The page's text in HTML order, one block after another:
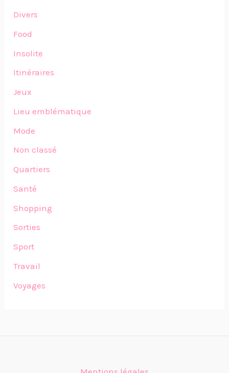
Divers
Food
Insolite
Itinéraires
Jeux
Lieu emblématique
Mode
Non classé
Quartiers
Santé
Shopping
Sorties
Sport
Travail
Voyages